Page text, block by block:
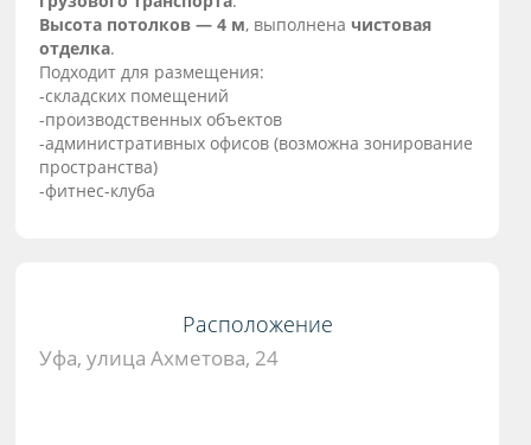
Высота потолков — 4 м, выполнена чистовая
отделка.
Подходит для размещения:
-складских помещений
-производственных объектов
-административных офисов (возможна зонирование
пространства)
-фитнес-клуба
Расположение
Уфа, улица Ахметова, 24